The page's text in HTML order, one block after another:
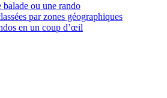
balade ou une rando
par zones géographiques
en un coup d’œil